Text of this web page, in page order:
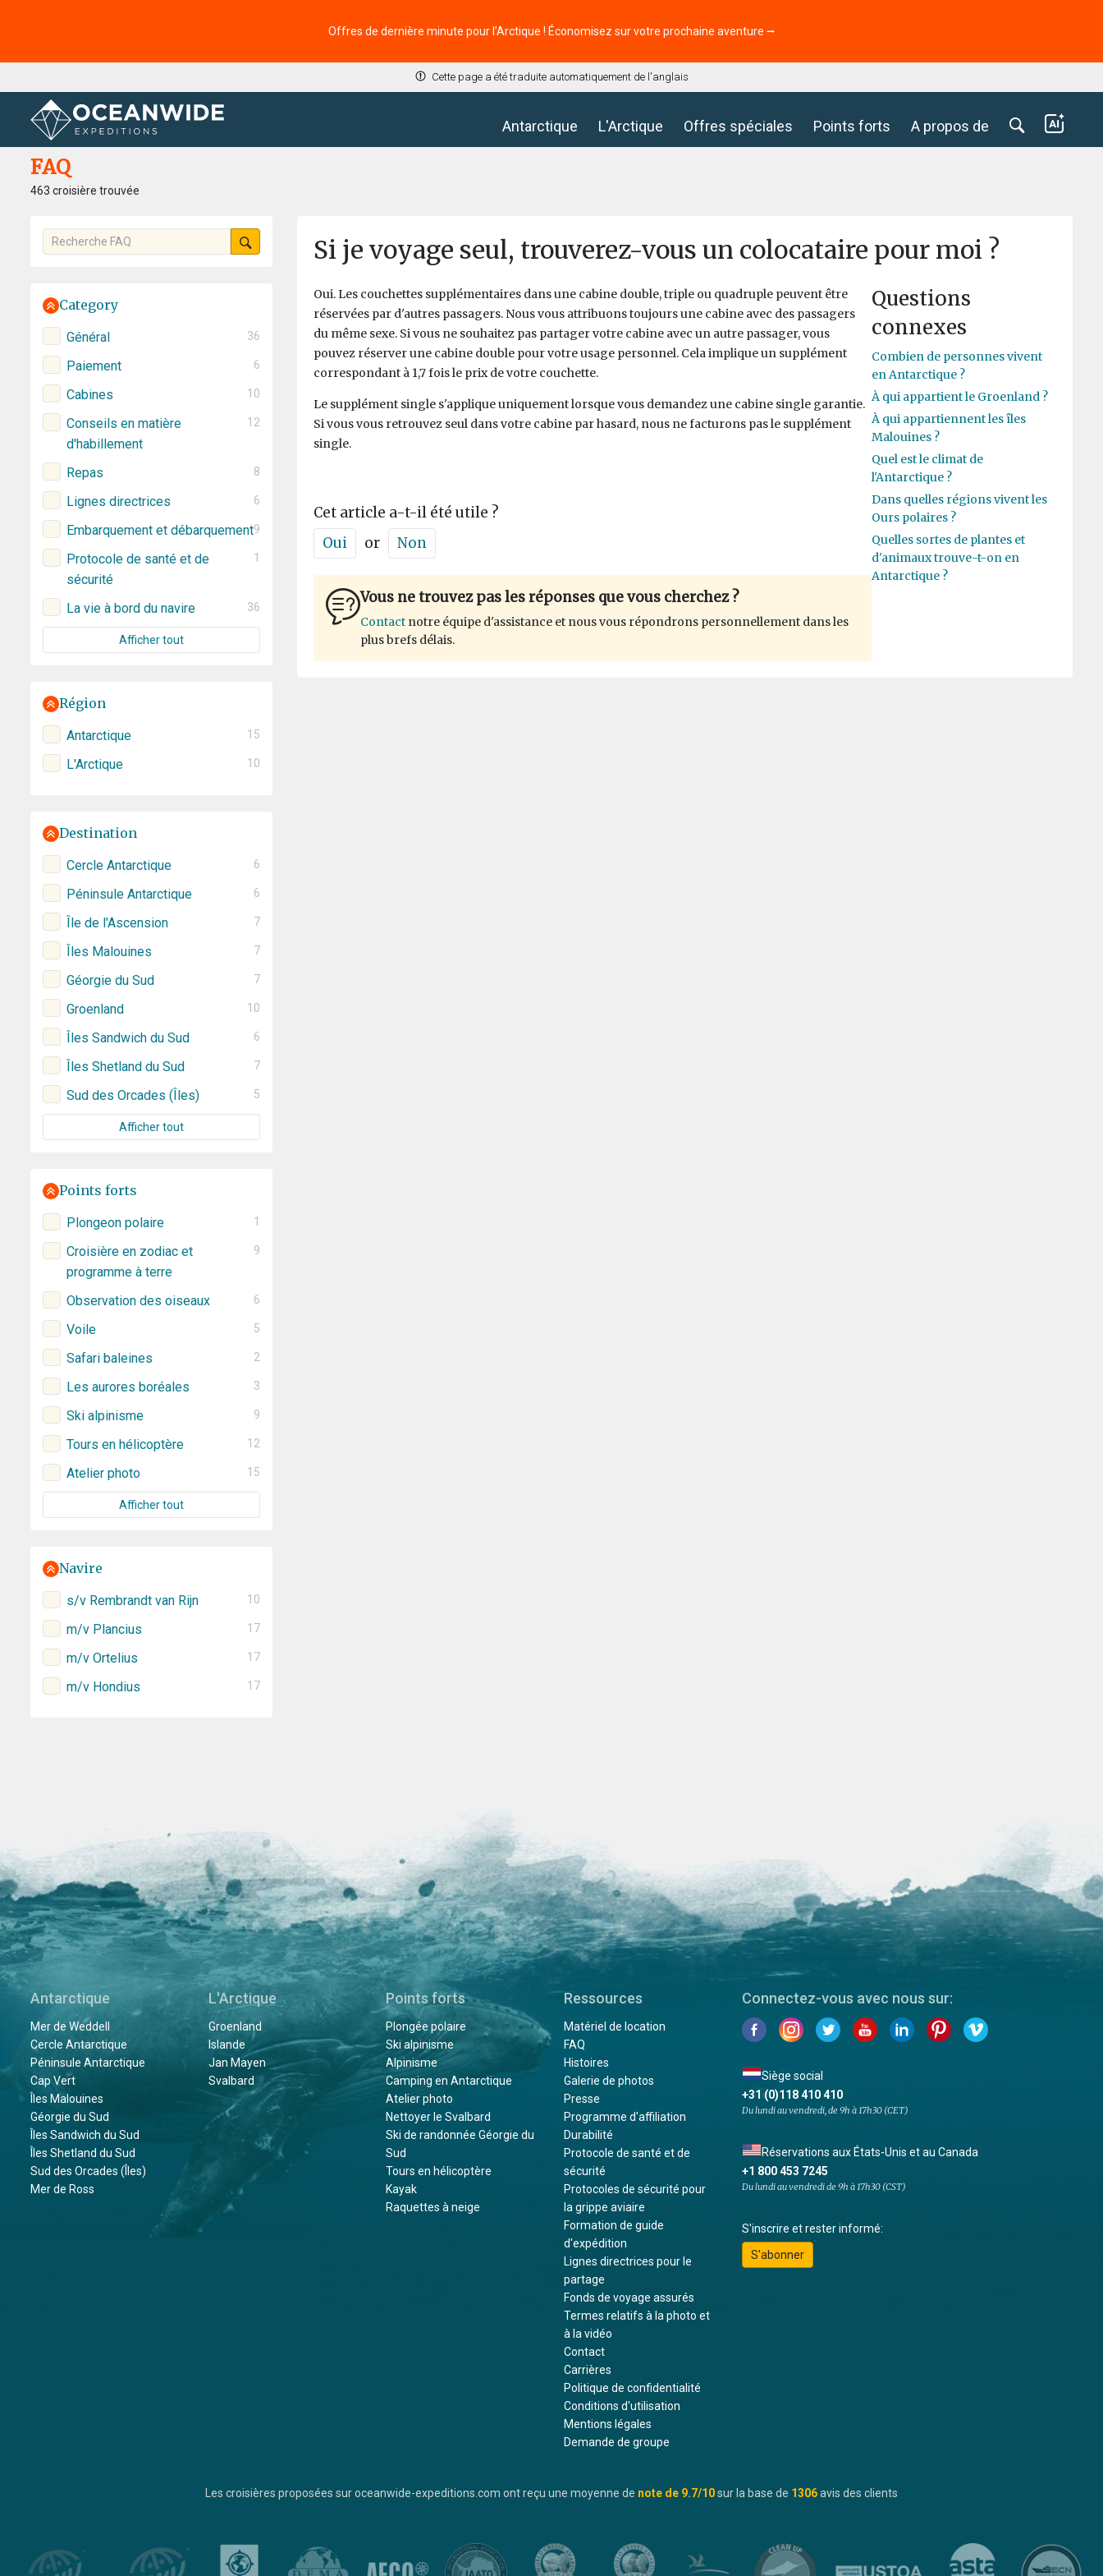
Offres de dernière minute pour l’Arctique ! Économisez sur votre prochaine aventure ⭢
Cette page a été traduite automatiquement de l'anglais
Antarctique L'Arctique Offres spéciales Points forts A propos de
Accueil FAQ
FAQ
463 croisière trouvée
Category
Général 36
Paiement 6
Cabines 10
Conseils en matière
d'habillement
12
Repas 8
Lignes directrices 6
Embarquement et débarquement9
Protocole de santé et de
sécurité
1
La vie à bord du navire 36
Afficher tout
Région
Antarctique 15
L'Arctique 10
Destination
Cercle Antarctique 6
Péninsule Antarctique 6
Île de l'Ascension 7
Îles Malouines 7
Géorgie du Sud 7
Groenland 10
Îles Sandwich du Sud 6
Îles Shetland du Sud 7
Sud des Orcades (Îles) 5
Afficher tout
Points forts
Plongeon polaire 1
Croisière en zodiac et
programme à terre
9
Observation des oiseaux 6
Voile 5
Safari baleines 2
Les aurores boréales 3
Ski alpinisme 9
Tours en hélicoptère 12
Atelier photo 15
Afficher tout
Navire
s/v Rembrandt van Rijn 10
m/v Plancius 17
m/v Ortelius 17
m/v Hondius 17
Si je voyage seul, trouverez-vous un colocataire pour moi ?
Oui. Les couchettes supplémentaires dans une cabine double, triple ou quadruple peuvent être
réservées par d'autres passagers. Nous vous attribuons toujours une cabine avec des passagers
du même sexe. Si vous ne souhaitez pas partager votre cabine avec un autre passager, vous
pouvez réserver une cabine double pour votre usage personnel. Cela implique un supplément
correspondant à 1,7 fois le prix de votre couchette.
Le supplément single s'applique uniquement lorsque vous demandez une cabine single garantie.
Si vous vous retrouvez seul dans votre cabine par hasard, nous ne facturons pas le supplément
single.
Cet article a-t-il été utile ?
Oui
or Non
Vous ne trouvez pas les réponses que vous cherchez ?
Contact notre équipe d'assistance et nous vous répondrons personnellement dans les
plus brefs délais.
Questions
connexes
Combien de personnes vivent
en Antarctique ?
À qui appartient le Groenland ?
À qui appartiennent les îles
Malouines ?
Quel est le climat de
l'Antarctique ?
Dans quelles régions vivent les
Ours polaires ?
Quelles sortes de plantes et
d'animaux trouve-t-on en
Antarctique ?
Antarctique
Mer de Weddell
Cercle Antarctique
Péninsule Antarctique
Cap Vert
Îles Malouines
Géorgie du Sud
Îles Sandwich du Sud
Îles Shetland du Sud
Sud des Orcades (Îles)
Mer de Ross
L'Arctique
Groenland
Islande
Jan Mayen
Svalbard
Points forts
Plongée polaire
Ski alpinisme
Alpinisme
Camping en Antarctique
Atelier photo
Nettoyer le Svalbard
Ski de randonnée Géorgie du
Sud
Tours en hélicoptère
Kayak
Raquettes à neige
Ressources
Matériel de location
FAQ
Histoires
Galerie de photos
Presse
Programme d'affiliation
Durabilité
Protocole de santé et de
sécurité
Protocoles de sécurité pour
la grippe aviaire
Formation de guide
d'expédition
Lignes directrices pour le
partage
Fonds de voyage assurés
Termes relatifs à la photo et
à la vidéo
Contact
Carrières
Politique de confidentialité
Conditions d'utilisation
Mentions légales
Demande de groupe
Connectez-vous avec nous sur:
Siège social
+31 (0)118 410 410
Du lundi au vendredi, de 9h à 17h30 (CET)
Réservations aux États-Unis et au Canada
+1 800 453 7245
Du lundi au vendredi de 9h à 17h30 (CST)
S'inscrire et rester informé:
S'abonner
Les croisières proposées sur oceanwide-expeditions.com ont reçu une moyenne de note de 9.7/10sur la base de 1306avis des clients